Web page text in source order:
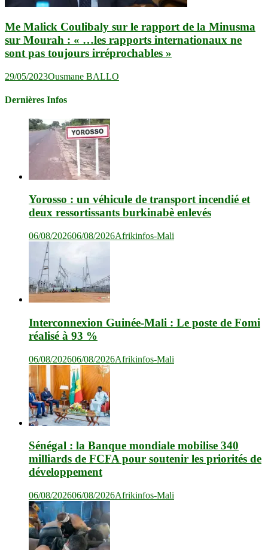
Me Malick Coulibaly sur le rapport de la Minusma
sur Mourah : « …les rapports internationaux ne
sont pas toujours irréprochables »
29/05/2023Ousmane BALLO
Dernières Infos
Yorosso : un véhicule de transport incendié et
deux ressortissants burkinabè enlevés
06/08/202606/08/2026Afrikinfos-Mali
Interconnexion Guinée-Mali : Le poste de Fomi
réalisé à 93 %
06/08/202606/08/2026Afrikinfos-Mali
Sénégal : la Banque mondiale mobilise 340
milliards de FCFA pour soutenir les priorités de
développement
06/08/202606/08/2026Afrikinfos-Mali